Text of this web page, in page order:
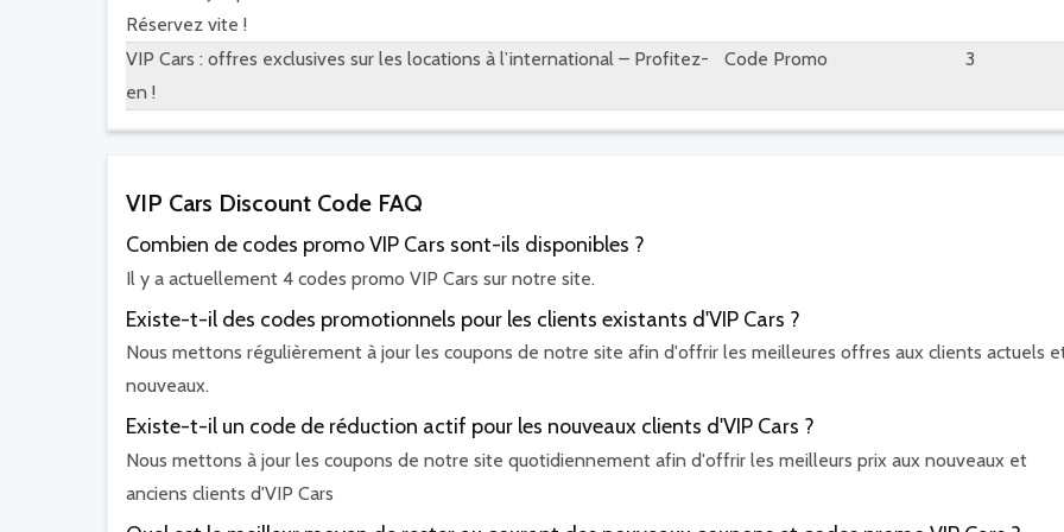
Réservez vite !
VIP Cars : offres exclusives sur les locations à l’international – Profitez-
en !
Code Promo 3
VIP Cars Discount Code FAQ
Combien de codes promo VIP Cars sont-ils disponibles ?
Il y a actuellement 4 codes promo VIP Cars sur notre site.
Existe-t-il des codes promotionnels pour les clients existants d'VIP Cars ?
Nous mettons régulièrement à jour les coupons de notre site afin d'offrir les meilleures offres aux clients actuels
nouveaux.
Existe-t-il un code de réduction actif pour les nouveaux clients d'VIP Cars ?
Nous mettons à jour les coupons de notre site quotidiennement afin d'offrir les meilleurs prix aux nouveaux et
anciens clients d'VIP Cars